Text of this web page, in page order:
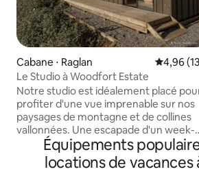
Cabane ⋅ Raglan
4,96
Le Studio à Woodfort Estate
Notre studio est idéalement placé
profiter d'une vue imprenable sur nos
paysages de montagne et de collines
vallonnées. Une escapade d'un week-
end ou une retraite plus longue sera
récompensée par l'intimité et la paix
pour se détendre à l'intérieur ou sur le
Équipements
locations de vacances